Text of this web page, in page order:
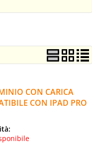
CON CARICA
CON IPAD PRO